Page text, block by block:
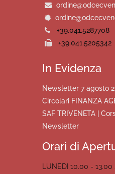
+39.041.5287708
+39.041.5205342
In Evidenza
Newsletter 7 agosto
Circolari FINANZA
SAF TRIVENETA |
Newsletter
Orari di
LUNEDI 10.00 -